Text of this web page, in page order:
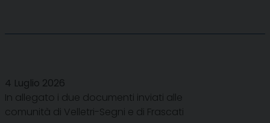
4 Luglio 2026
In allegato i due documenti inviati alle
comunità di Velletri-Segni e di Frascati